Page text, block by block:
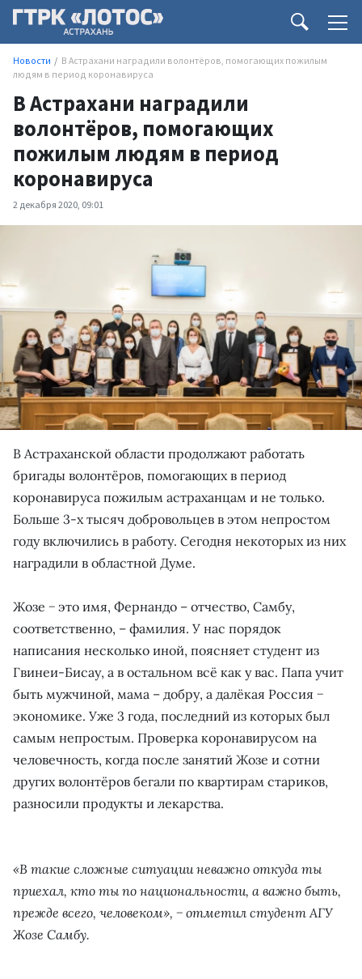
Новости
В Астрахани наградили волонтёров, помогающих пожилым
людям в период коронавируса
В Астрахани наградили
волонтёров, помогающих
пожилым людям в период
коронавируса
2 декабря 2020, 09:01
В Астраханской области продолжают работать
бригады волонтёров, помогающих в период
коронавируса пожилым астраханцам и не только.
Больше 3-х тысяч добровольцев в этом непростом
году включились в работу. Сегодня некоторых из них
наградили в областной Думе.
Жозе − это имя, Фернандо – отчество, Самбу,
соответственно, – фамилия. У нас порядок
написания несколько иной, поясняет студент из
Гвинеи-Бисау, а в остальном всё как у вас. Папа учит
быть мужчиной, мама – добру, а далёкая Россия −
экономике. Уже 3 года, последний из которых был
самым непростым. Проверка коронавирусом на
человечность, когда после занятий Жозе и сотни
других волонтёров бегали по квартирам стариков,
разносили продукты и лекарства.
«В такие сложные ситуации неважно откуда ты
приехал, кто ты по национальности, а важно быть,
прежде всего, человеком», − отметил студент АГУ
Жозе Самбу.